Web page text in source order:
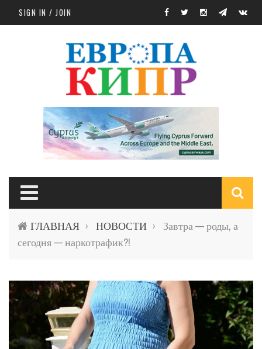
Skip to main content
SIGN IN / JOIN
ГЛАВНАЯ › НОВОСТИ ›
Завтра — роды, а
сегодня — наркотрафик?!